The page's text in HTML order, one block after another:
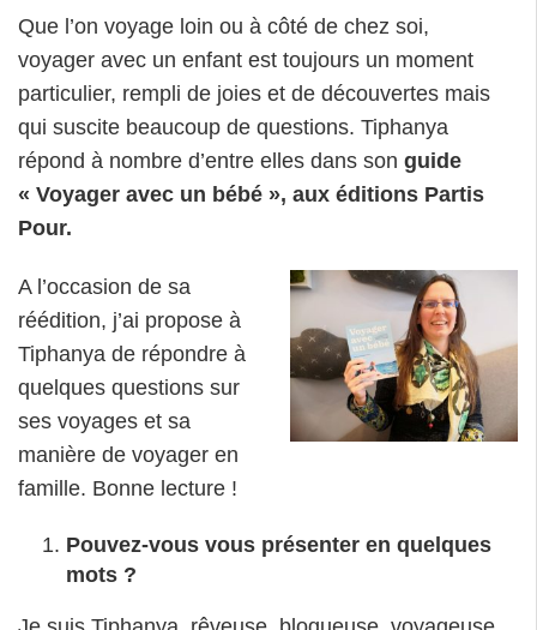
Que l’on voyage loin ou à côté de chez soi,
voyager avec un enfant est toujours un moment
particulier, rempli de joies et de découvertes mais
qui suscite beaucoup de questions. Tiphanya
répond à nombre d’entre elles dans son guide
« Voyager avec un bébé », aux éditions Partis
Pour.
A l’occasion de sa
réédition, j’ai propose à
Tiphanya de répondre à
quelques questions sur
ses voyages et sa
manière de voyager en
famille. Bonne lecture !
Pouvez-vous vous présenter en quelques
mots ?